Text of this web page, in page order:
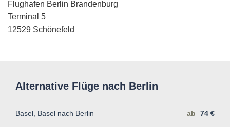
Flughafen Berlin Brandenburg
Terminal 5
12529 Schönefeld
Alternative Flüge nach Berlin
Basel, Basel nach Berlin ab 74 €